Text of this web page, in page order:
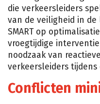
die verkeersleiders
van de veiligheid in
SMART op
vroegtijdige
noodzaak van
verkeersleiders
Conflicten